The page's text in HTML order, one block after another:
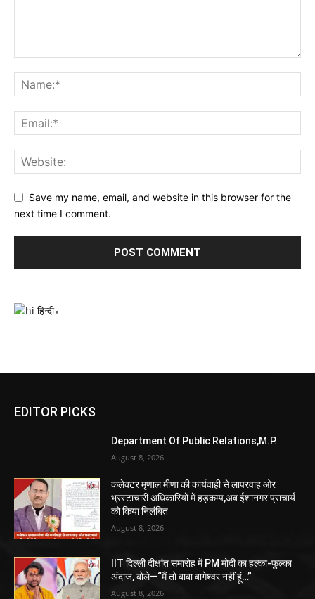
Save my name, email, and website in this browser for the
next time I comment.
हिन्दी▼
EDITOR PICKS
Department Of Public Relations,M.P.
August 8, 2026
कलेक्टर मृणाल मीणा की कार्यवाही से लापरवाह ओर
भ्रस्टाचारी अधिकारियों में हड़कम्प,अब ईशानगर प्राचार्य
को किया निलंबित
August 8, 2026
IIT दिल्ली दीक्षांत समारोह में PM मोदी का हल्का-फुल्का
अंदाज, बोले—“मैं तो बाबा बागेश्वर नहीं हूं…”
August 8, 2026